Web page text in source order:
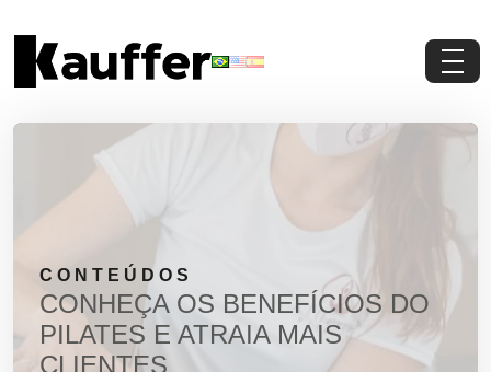
Materiais Gratuitos
CONTEÚDOS
CONHEÇA OS BENEFÍCIOS DO
PILATES E ATRAIA MAIS
CLIENTES